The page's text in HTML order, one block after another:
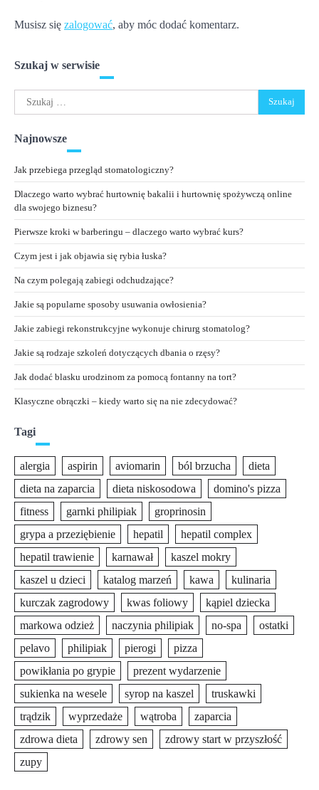
Musisz się zalogować, aby móc dodać komentarz.
Szukaj w serwisie
Szukaj:
Najnowsze
Jak przebiega przegląd stomatologiczny?
Dlaczego warto wybrać hurtownię bakalii i hurtownię spożywczą online
dla swojego biznesu?
Pierwsze kroki w barberingu – dlaczego warto wybrać kurs?
Czym jest i jak objawia się rybia łuska?
Na czym polegają zabiegi odchudzające?
Jakie są popularne sposoby usuwania owłosienia?
Jakie zabiegi rekonstrukcyjne wykonuje chirurg stomatolog?
Jakie są rodzaje szkoleń dotyczących dbania o rzęsy?
Jak dodać blasku urodzinom za pomocą fontanny na tort?
Klasyczne obrączki – kiedy warto się na nie zdecydować?
Tagi
alergia aspirin aviomarin ból brzucha
dieta
dieta na zaparcia
dieta niskosodowa
domino's pizza
fitness
garnki philipiak
groprinosin
grypa a przeziębienie
hepatil
hepatil complex
hepatil trawienie
karnawał
kaszel mokry
kaszel u dzieci
katalog marzeń kawa
kulinaria
kurczak zagrodowy
kwas foliowy
kąpiel dziecka
markowa odzież
naczynia philipiak no-spa
ostatki
pelavo
philipiak pierogi
pizza
powikłania po grypie
prezent wydarzenie
sukienka na wesele
syrop na kaszel
truskawki
trądzik
wyprzedaże wątroba
zaparcia
zdrowa dieta
zdrowy sen
zdrowy start w przyszłość
zupy